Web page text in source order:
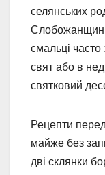
селянських
Слобожанщини
смальці часто
свят або в
святковий
Рецепти
майже без
дві склянки